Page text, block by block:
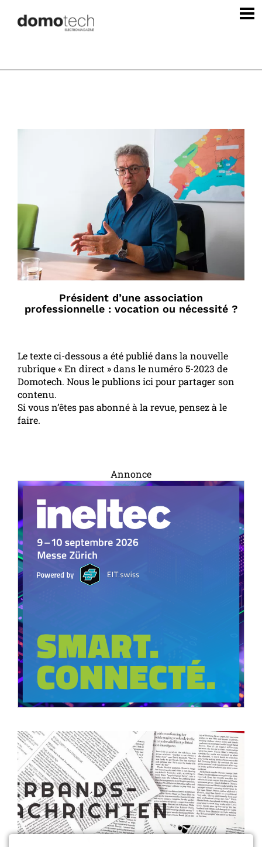
Président d’une association
professionnelle : vocation ou nécessité ?
Le texte ci-dessous a été publié dans la nouvelle
rubrique « En direct » dans le numéro 5-2023 de
Domotech. Nous le publions ici pour partager son
contenu.
Si vous n’êtes pas abonné à la revue, pensez à le
faire.
Annonce